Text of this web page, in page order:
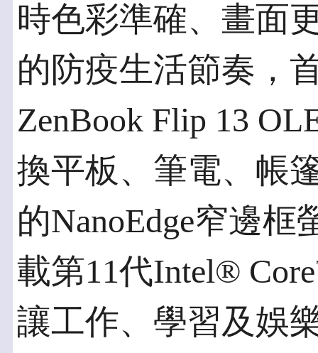
時色彩準確、畫面
的防疫生活節奏，
ZenBook Flip 13
換平板、筆電、帳
的NanoEdge窄邊
載第11代Intel®
讓工作、學習及娛